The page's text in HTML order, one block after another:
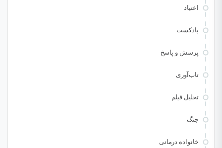
اعتیاد
پادکست
پرسش و پاسخ
تاب‌آوری
تحلیل فیلم
جنگ
خانواده درمانی